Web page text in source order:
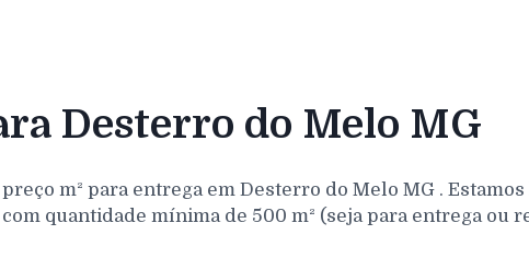
Desterro do Melo MG
m² para entrega em Desterro do Melo MG .
quantidade mínima de 500 m² (seja para entrega ou